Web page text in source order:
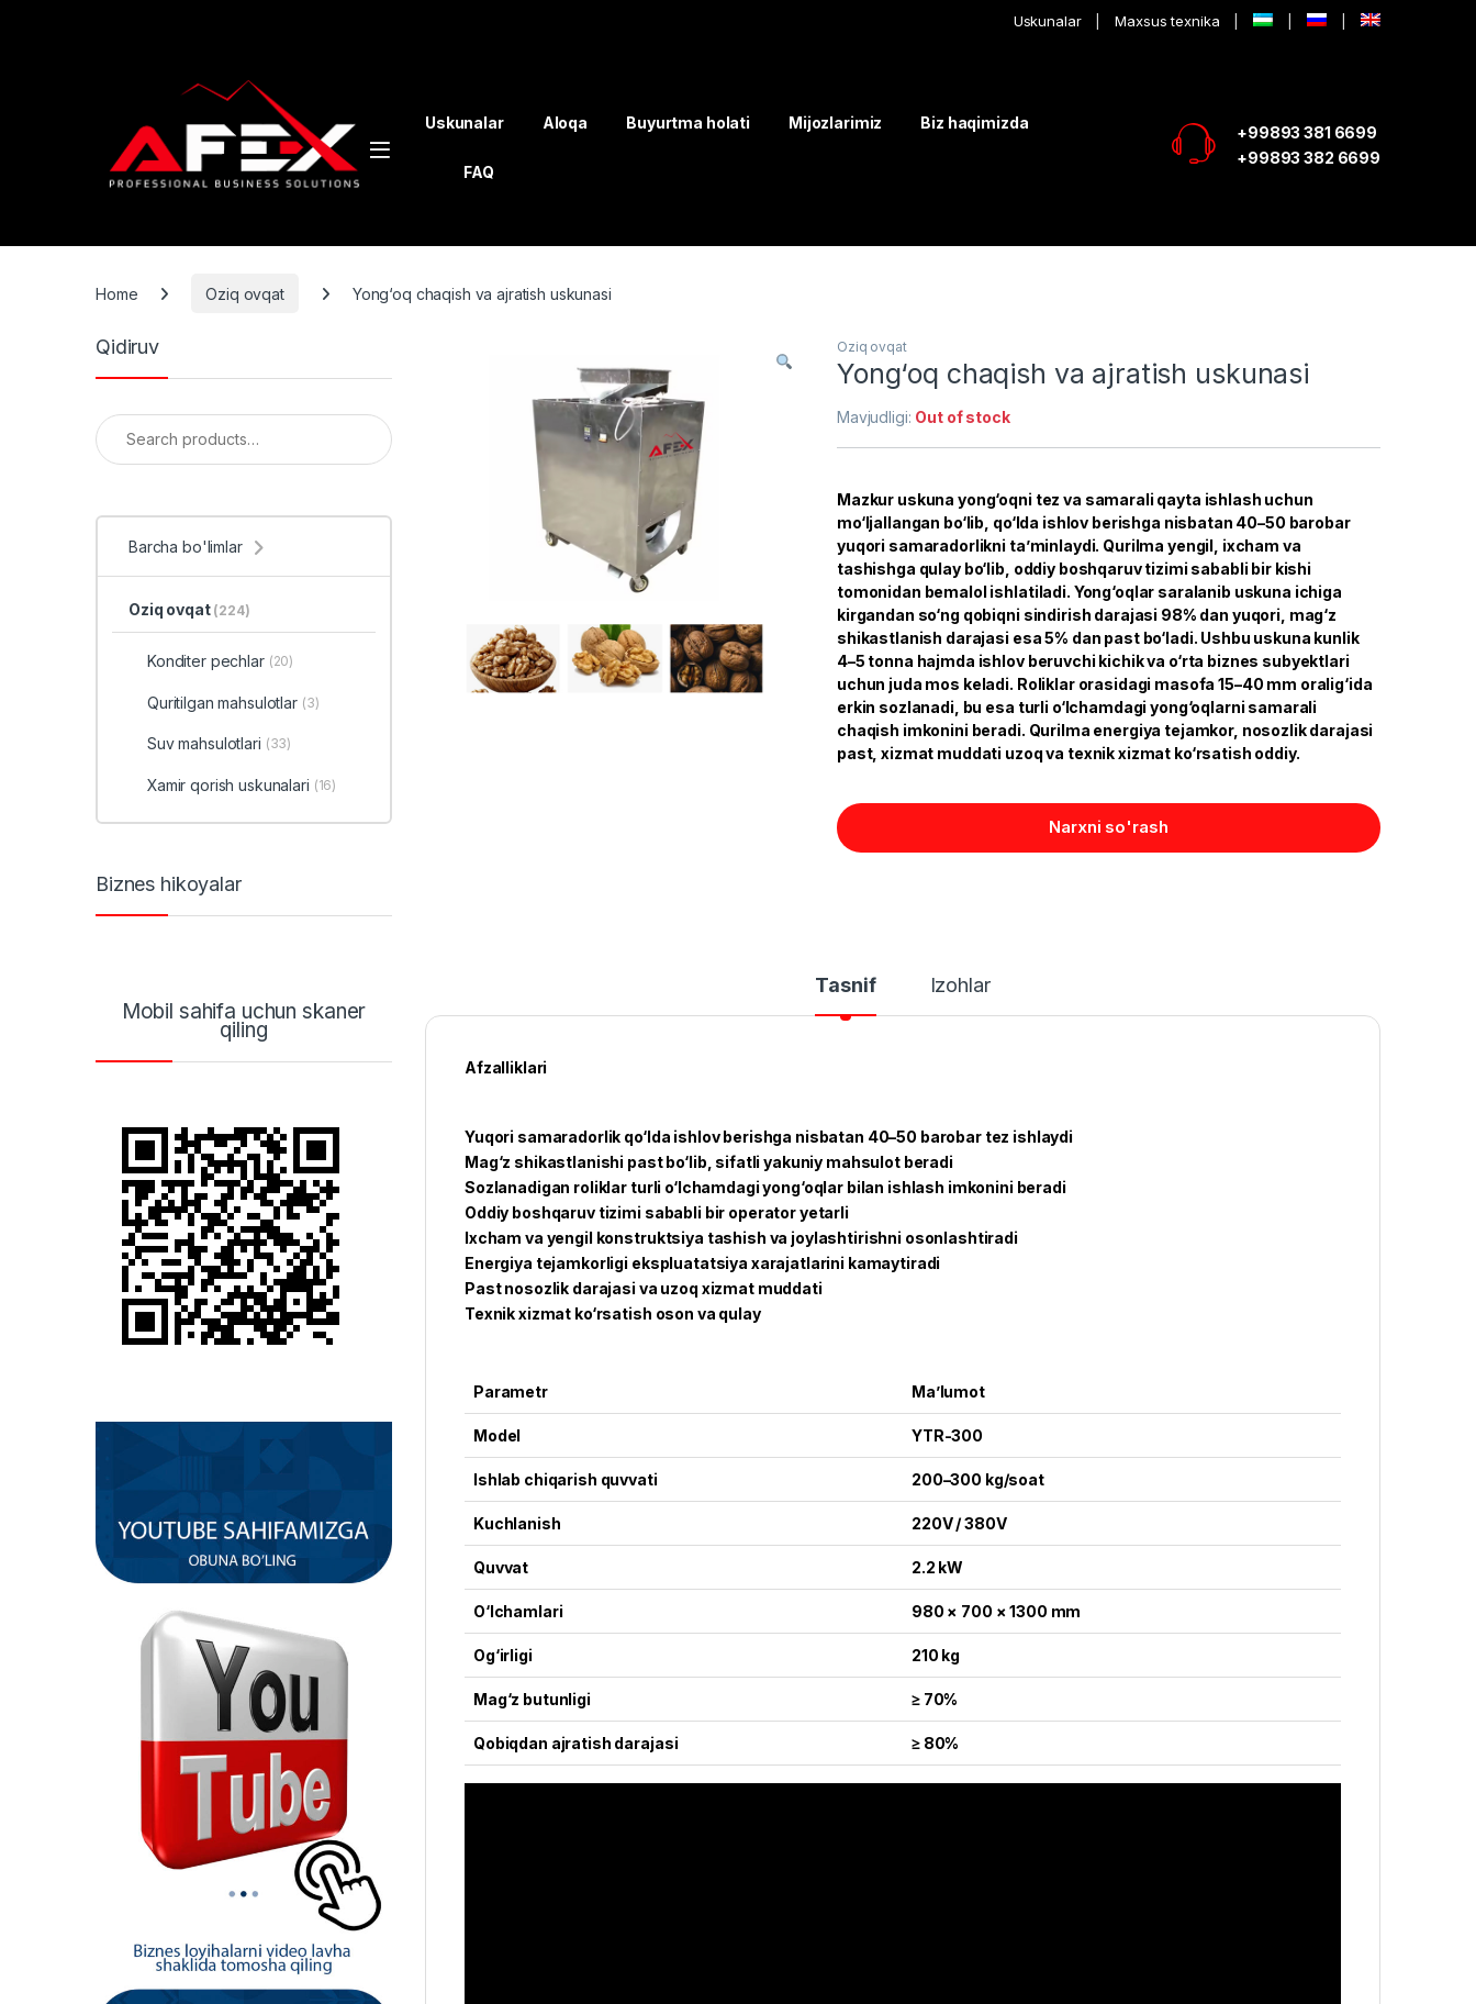
Uskunalar Maxsus texnika
Uskunalar Aloqa Buyurtma holati Mijozlarimiz Biz haqimizda
FAQ
+99893 381 6699
+99893 382 6699
Home Oziq ovqat Yong‘oq chaqish va ajratish uskunasi
Oziq ovqat
Yong‘oq chaqish va ajratish uskunasi
Mavjudligi: Out of stock
Mazkur uskuna yong‘oqni tez va samarali qayta ishlash uchun
mo‘ljallangan bo‘lib, qo‘lda ishlov berishga nisbatan 40–50 barobar
yuqori samaradorlikni ta’minlaydi. Qurilma yengil, ixcham va
tashishga qulay bo‘lib, oddiy boshqaruv tizimi sababli bir kishi
tomonidan bemalol ishlatiladi. Yong‘oqlar saralanib uskuna ichiga
kirgandan so‘ng qobiqni sindirish darajasi 98% dan yuqori, mag‘z
shikastlanish darajasi esa 5% dan past bo‘ladi. Ushbu uskuna kunlik
4–5 tonna hajmda ishlov beruvchi kichik va o‘rta biznes subyektlari
uchun juda mos keladi. Roliklar orasidagi masofa 15–40 mm oralig‘ida
erkin sozlanadi, bu esa turli o‘lchamdagi yong‘oqlarni samarali
chaqish imkonini beradi. Qurilma energiya tejamkor, nosozlik darajasi
past, xizmat muddati uzoq va texnik xizmat ko‘rsatish oddiy.
Narxni so'rash
Tasnif Izohlar
Afzalliklari
Yuqori samaradorlik qo‘lda ishlov berishga nisbatan 40–50 barobar tez ishlaydi
Mag‘z shikastlanishi past bo‘lib, sifatli yakuniy mahsulot beradi
Sozlanadigan roliklar turli o‘lchamdagi yong‘oqlar bilan ishlash imkonini beradi
Oddiy boshqaruv tizimi sababli bir operator yetarli
Ixcham va yengil konstruktsiya tashish va joylashtirishni osonlashtiradi
Energiya tejamkorligi ekspluatatsiya xarajatlarini kamaytiradi
Past nosozlik darajasi va uzoq xizmat muddati
Texnik xizmat ko‘rsatish oson va qulay
Parametr Ma’lumot
Model YTR-300
Ishlab chiqarish quvvati 200–300 kg/soat
Kuchlanish 220V / 380V
Quvvat 2.2 kW
O‘lchamlari 980 × 700 × 1300 mm
Og‘irligi 210 kg
Mag‘z butunligi ≥ 70%
Qobiqdan ajratish darajasi ≥ 80%
Qidiruv
Search for:
Barcha bo'limlar
Oziq ovqat (224)
Konditer pechlar (20)
Quritilgan mahsulotlar (3)
Suv mahsulotlari (33)
Xamir qorish uskunalari (16)
Biznes hikoyalar
Mobil sahifa uchun skaner
qiling